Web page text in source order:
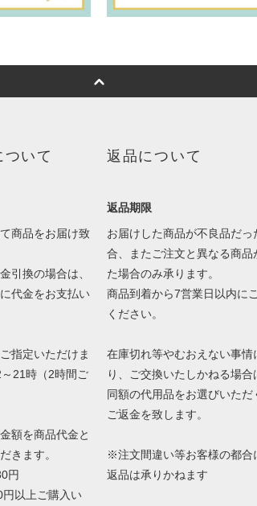
いて
商品をお届け致
引換の場合は、
代金をお支払い
指定いただけま
21時（2時間ご
額を商品代金と
きます。
円
以上ご購入い
返品について
返品期限
お届けした商品が不良品だっ
合、またご注文と異なる商品
た場合のみ承ります。
商品到着から7営業日以内に
ください。
在庫切れ等やむおえない事情
り、ご交換いたしかねる場合
同額の代用品をお選びいただ
ご返金を致します。
※注文間違い等お客様の都合
返品は承りかねます